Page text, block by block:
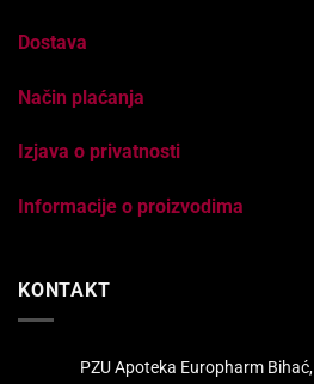
Dostava
Način plaćanja
Izjava o privatnosti
Informacije o proizvodima
KONTAKT
PZU Apoteka Europharm Bihać,